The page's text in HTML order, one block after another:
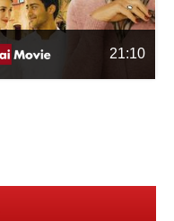
21:10